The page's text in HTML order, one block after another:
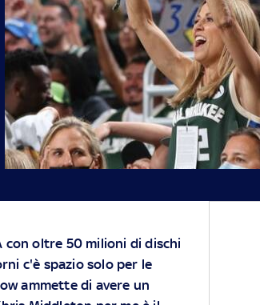
oltre 50 milioni di dischi
c'è spazio solo per le
ammette di avere un